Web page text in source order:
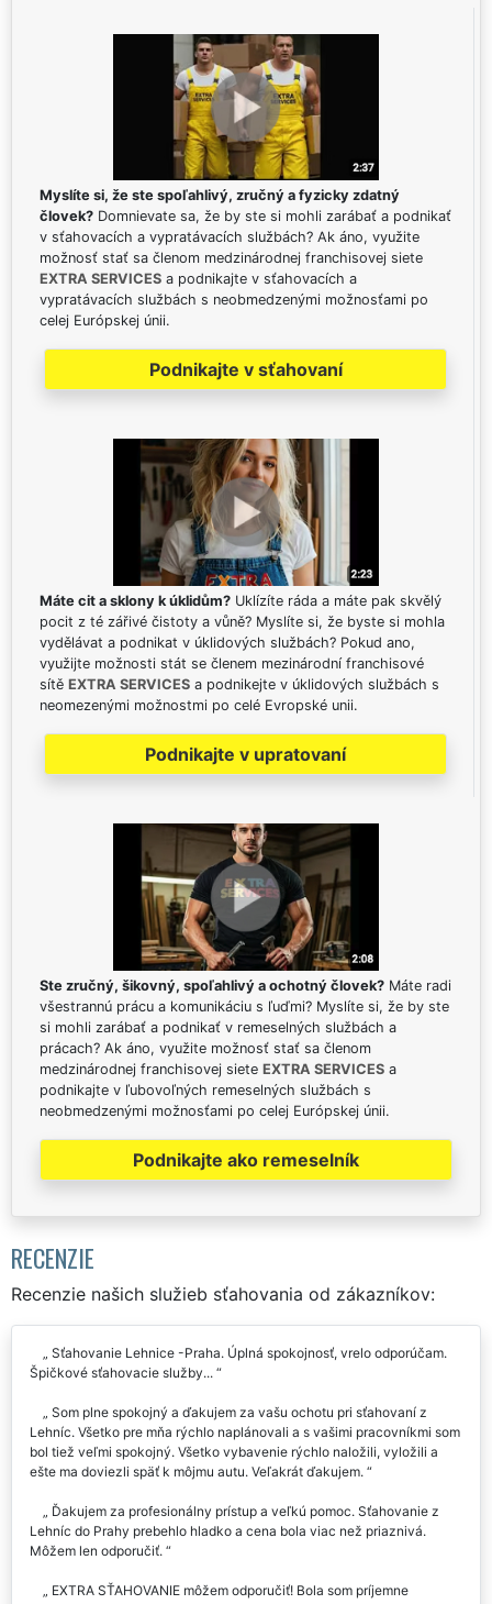
Myslíte si, že ste spoľahlivý, zručný a fyzicky zdatný
človek? Domnievate sa, že by ste si mohli zarábať a podnikať
v sťahovacích a vypratávacích službách? Ak áno, využite
možnosť stať sa členom medzinárodnej franchisovej siete
EXTRA SERVICES a podnikajte v sťahovacích a
vypratávacích službách s neobmedzenými možnosťami po
celej Európskej únii.
Podnikajte v sťahovaní
Máte cit a sklony k úklidům? Uklízíte ráda a máte pak skvělý
pocit z té zářivé čistoty a vůně? Myslíte si, že byste si mohla
vydělávat a podnikat v úklidových službách? Pokud ano,
využijte možnosti stát se členem mezinárodní franchisové
sítě EXTRA SERVICES a podnikejte v úklidových službách s
neomezenými možnostmi po celé Evropské unii.
Podnikajte v upratovaní
Ste zručný, šikovný, spoľahlivý a ochotný človek? Máte radi
všestrannú prácu a komunikáciu s ľuďmi? Myslíte si, že by ste
si mohli zarábať a podnikať v remeselných službách a
prácach? Ak áno, využite možnosť stať sa členom
medzinárodnej franchisovej siete EXTRA SERVICES a
podnikajte v ľubovoľných remeselných službách s
neobmedzenými možnosťami po celej Európskej únii.
Podnikajte ako remeselník
RECENZIE
Recenzie našich služieb sťahovania od zákazníkov:
Sťahovanie Lehnice -Praha. Úplná spokojnosť, vrelo odporúčam.
Špičkové sťahovacie služby...
Som plne spokojný a ďakujem za vašu ochotu pri sťahovaní z
Lehníc. Všetko pre mňa rýchlo naplánovali a s vašimi pracovníkmi som
bol tiež veľmi spokojný. Všetko vybavenie rýchlo naložili, vyložili a
ešte ma doviezli späť k môjmu autu. Veľakrát ďakujem.
Ďakujem za profesionálny prístup a veľkú pomoc. Sťahovanie z
Lehníc do Prahy prebehlo hladko a cena bola viac než priaznivá.
Môžem len odporučiť.
EXTRA SŤAHOVANIE môžem odporučiť! Bola som príjemne